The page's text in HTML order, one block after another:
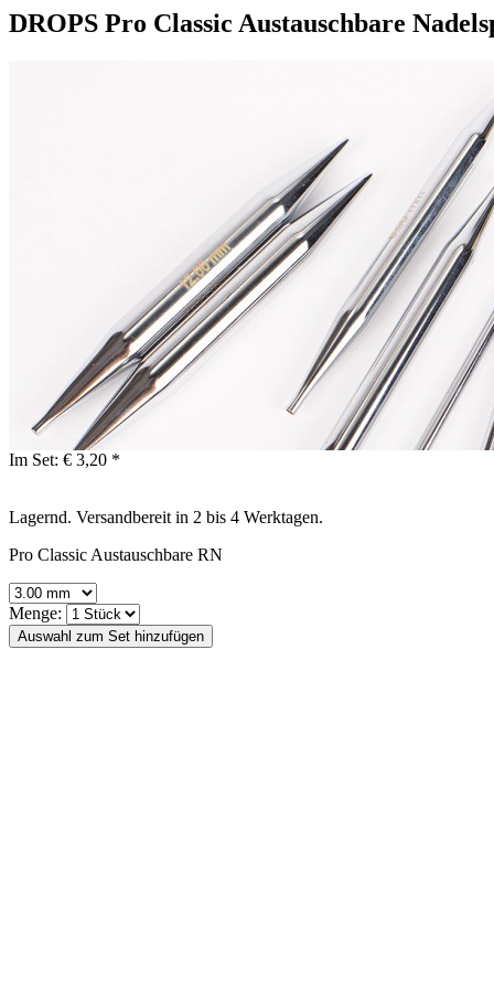
DROPS Pro Classic Austauschbare
Im Set: € 3,20 *
Lagernd. Versandbereit in 2 bis 4 Werktagen.
Pro Classic Austauschbare RN
Menge: